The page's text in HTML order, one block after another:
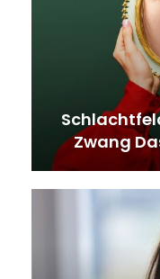
Zwang